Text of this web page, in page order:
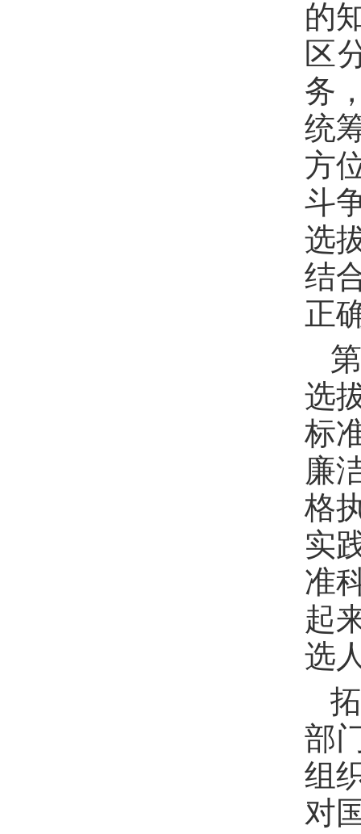
的
区
务
统
方
斗
选
结
正
选
标
廉
格
实
准
起
选
部
组
对